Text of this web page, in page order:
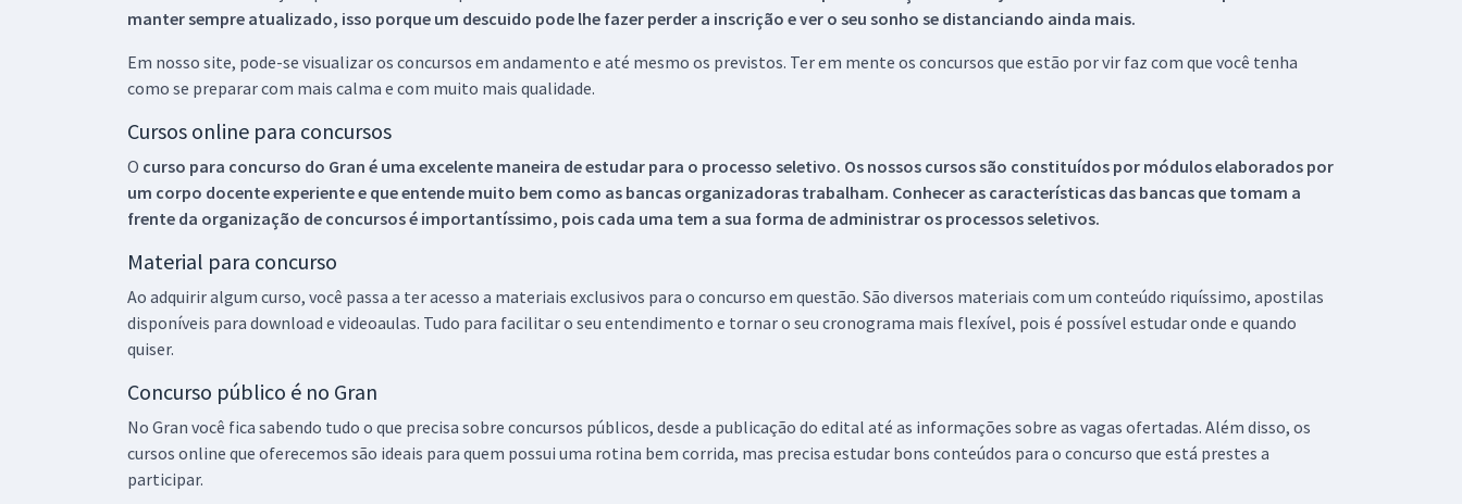
manter sempre atualizado, isso porque um descuido pode lhe fazer perder a inscrição e ver o seu sonho se distanciando ainda mais.
Em nosso site, pode-se visualizar os concursos em andamento e até mesmo os previstos. Ter em mente os concursos que estão por vir faz com que você tenha
como se preparar com mais calma e com muito mais qualidade.
Cursos online para concursos
O curso para concurso do Gran é uma excelente maneira de estudar para o processo seletivo. Os nossos cursos são constituídos por módulos elaborados por
um corpo docente experiente e que entende muito bem como as bancas organizadoras trabalham. Conhecer as características das bancas que tomam a
frente da organização de concursos é importantíssimo, pois cada uma tem a sua forma de administrar os processos seletivos.
Material para concurso
Ao adquirir algum curso, você passa a ter acesso a materiais exclusivos para o concurso em questão. São diversos materiais com um conteúdo riquíssimo, apostilas
disponíveis para download e videoaulas. Tudo para facilitar o seu entendimento e tornar o seu cronograma mais flexível, pois é possível estudar onde e quando
quiser.
Concurso público é no Gran
No Gran você fica sabendo tudo o que precisa sobre concursos públicos, desde a publicação do edital até as informações sobre as vagas ofertadas. Além disso, os
cursos online que oferecemos são ideais para quem possui uma rotina bem corrida, mas precisa estudar bons conteúdos para o concurso que está prestes a
participar.